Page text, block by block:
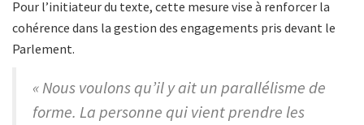
Pour l’initiateur du texte, cette mesure vise à renforcer la
cohérence dans la gestion des engagements pris devant le
Parlement.
« Nous voulons qu’il y ait un parallélisme de
forme. La personne qui vient prendre les